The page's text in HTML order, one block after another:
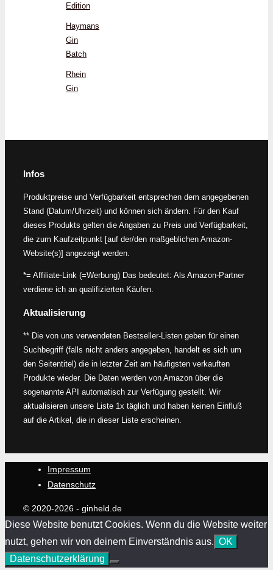
Edition
Haymans
Gin
Batch
Rhein
Gin
Infos
Produktpreise und Verfügbarkeit entsprechen dem angegebenen
Stand (Datum/Uhrzeit) und können sich ändern. Für den Kauf
dieses Produkts gelten die Angaben zu Preis und Verfügbarkeit,
die zum Kaufzeitpunkt [auf der/den maßgeblichen Amazon-
Website(s)] angezeigt werden.
*= Affiliate-Link (=Werbung) Das bedeutet: Als Amazon-Partner
verdiene ich an qualifizierten Käufen.
Aktualisierung
** Die von uns verwendeten Bestseller-Listen geben für einen
Suchbegriff (falls nicht anders angegeben, handelt es sich um
den Seitentitel) die in letzter Zeit am häufigsten verkauften
Produkte wieder. Die Daten werden von Amazon über die
sogenannte API automatisch zur Verfügung gestellt. Wir
aktualisieren unsere Liste 1x täglich und haben keinen Einfluß
auf die Artikel, die in dieser Liste erscheinen.
Impressum
Datenschutz
© 2020-2026 - ginheld.de
Diese Website benutzt Cookies. Wenn du die Website weiter
nutzt, gehen wir von deinem Einverständnis aus. OK
Datenschutzerklärung